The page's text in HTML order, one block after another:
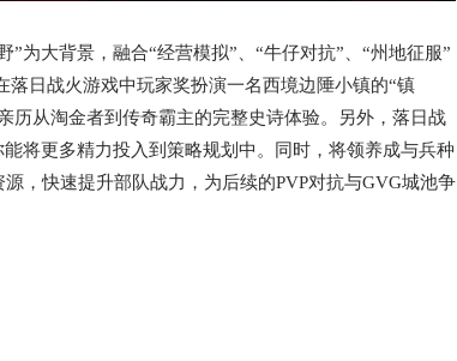
”为大背景，融合“经营模拟”、“牛仔对抗”、“州地征服”
落日战火游戏中玩家奖扮演一名西境边陲小镇的“镇
历从淘金者到传奇霸主的完整史诗体验。另外，落日战
将更多精力投入到策略规划中。同时，将领养成与兵种
，快速提升部队战力，为后续的PVP对抗与GVG城池争